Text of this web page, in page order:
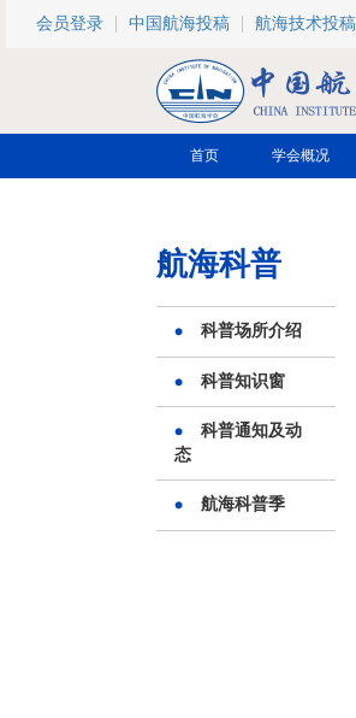
跳转到主要内容
会员登录 中国航海投稿 航海技术投稿
首页 学会概况
航海科普
科普场所介绍
科普知识窗
科普通知及动
态
航海科普季